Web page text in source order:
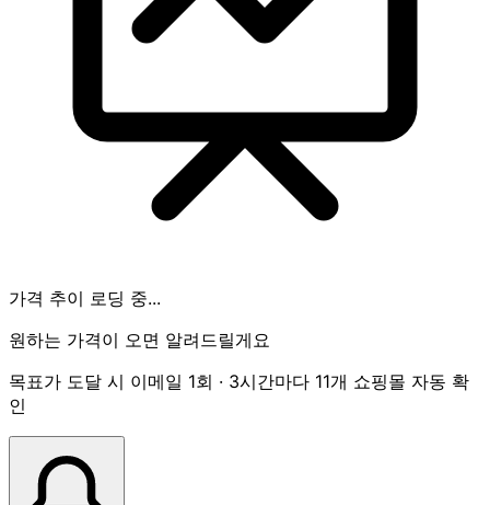
가격 추이 로딩 중...
원하는 가격이 오면 알려드릴게요
목표가 도달 시 이메일 1회 · 3시간마다 11개 쇼핑몰 자동 확
인